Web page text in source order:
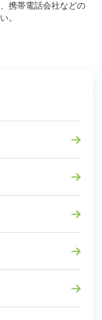
携帯電話会社などの
。